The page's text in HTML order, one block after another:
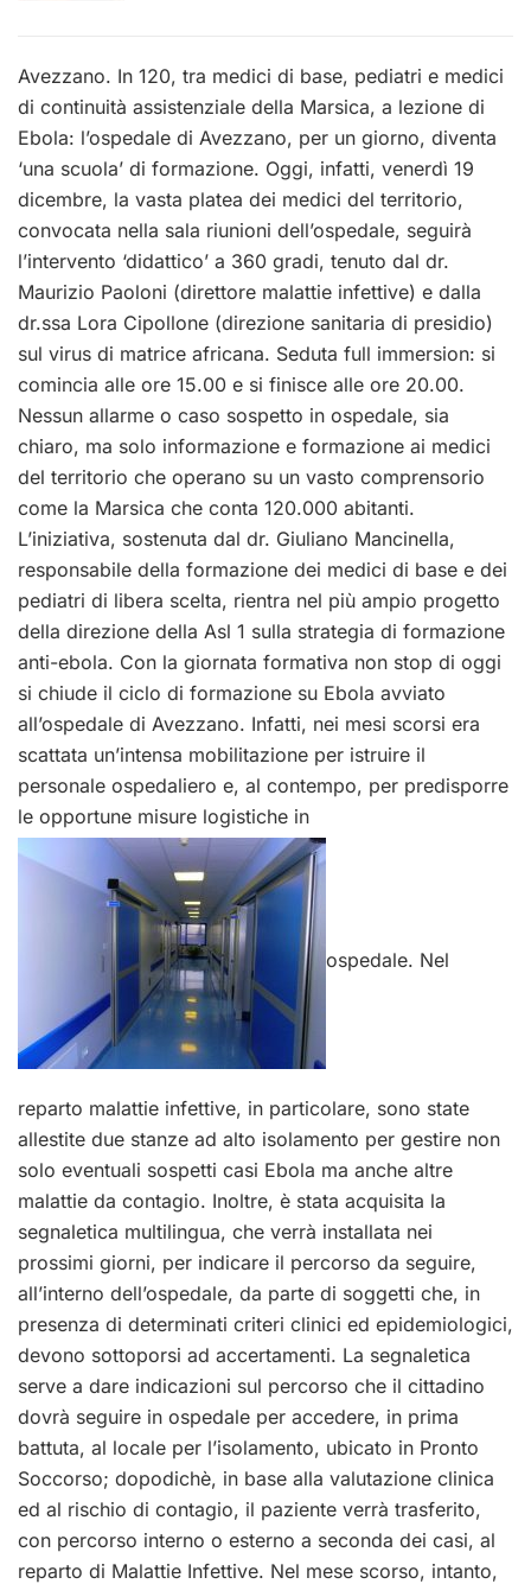
Avezzano. In 120, tra medici di base, pediatri e medici
di continuità assistenziale della Marsica, a lezione di
Ebola: l’ospedale di Avezzano, per un giorno, diventa
‘una scuola’ di formazione. Oggi, infatti, venerdì 19
dicembre, la vasta platea dei medici del territorio,
convocata nella sala riunioni dell’ospedale, seguirà
l’intervento ‘didattico’ a 360 gradi, tenuto dal dr.
Maurizio Paoloni (direttore malattie infettive) e dalla
dr.ssa Lora Cipollone (direzione sanitaria di presidio)
sul virus di matrice africana. Seduta full immersion: si
comincia alle ore 15.00 e si finisce alle ore 20.00.
Nessun allarme o caso sospetto in ospedale, sia
chiaro, ma solo informazione e formazione ai medici
del territorio che operano su un vasto comprensorio
come la Marsica che conta 120.000 abitanti.
L’iniziativa, sostenuta dal dr. Giuliano Mancinella,
responsabile della formazione dei medici di base e dei
pediatri di libera scelta, rientra nel più ampio progetto
della direzione della Asl 1 sulla strategia di formazione
anti-ebola. Con la giornata formativa non stop di oggi
si chiude il ciclo di formazione su Ebola avviato
all’ospedale di Avezzano. Infatti, nei mesi scorsi era
scattata un’intensa mobilitazione per istruire il
personale ospedaliero e, al contempo, per predisporre
le opportune misure logistiche in
ospedale. Nel
reparto malattie infettive, in particolare, sono state
allestite due stanze ad alto isolamento per gestire non
solo eventuali sospetti casi Ebola ma anche altre
malattie da contagio. Inoltre, è stata acquisita la
segnaletica multilingua, che verrà installata nei
prossimi giorni, per indicare il percorso da seguire,
all’interno dell’ospedale, da parte di soggetti che, in
presenza di determinati criteri clinici ed epidemiologici,
devono sottoporsi ad accertamenti. La segnaletica
serve a dare indicazioni sul percorso che il cittadino
dovrà seguire in ospedale per accedere, in prima
battuta, al locale per l’isolamento, ubicato in Pronto
Soccorso; dopodichè, in base alla valutazione clinica
ed al rischio di contagio, il paziente verrà trasferito,
con percorso interno o esterno a seconda dei casi, al
reparto di Malattie Infettive. Nel mese scorso, intanto,